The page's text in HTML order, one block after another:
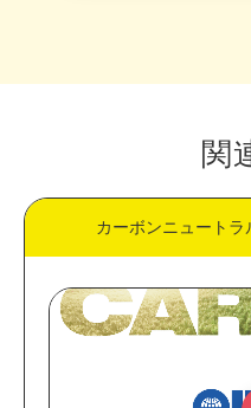
関
カーボンニュート